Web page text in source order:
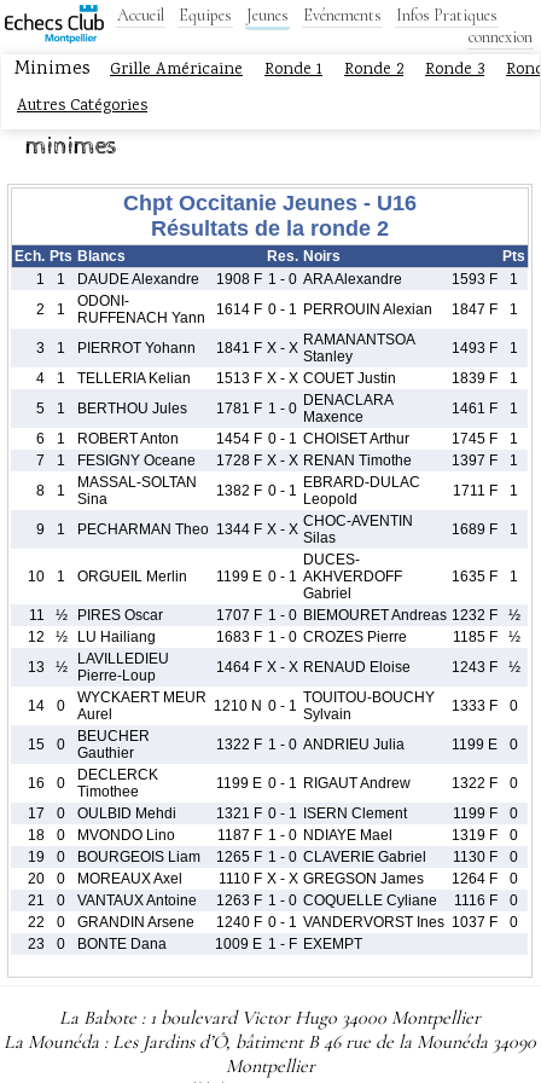
Accueil Equipes Jeunes Evénements
Infos Pratiques
connexion
Minimes Grille Américaine Ronde 1 Ronde 2 Ronde 3
Autres Catégories
minimes
Chpt Occitanie Jeunes - U16
Résultats de la ronde 2
Ech. Pts Blancs Res. Noirs
Pts
1
1 DAUDE Alexandre 1908 F 1 - 0 ARA Alexandre 1593 F
1
2
1
ODONI-
RUFFENACH Yann
1614 F 0 - 1 PERROUIN Alexian 1847 F 1
3 1 PIERROT Yohann 1841 F X - X RAMANANTSOA
Stanley
1493 F
1
4
1 TELLERIA Kelian 1513 F X - X COUET Justin 1839 F
1
5
1 BERTHOU Jules 1781 F 1 - 0 DENACLARA
Maxence
1461 F
1
6
1 ROBERT Anton 1454 F 0 - 1 CHOISET Arthur 1745 F
1
7
1 FESIGNY Oceane 1728 F X - X RENAN Timothe 1397 F
1
8
1
MASSAL-SOLTAN
Sina
1382 F 0 - 1 EBRARD-DULAC
Leopold
1711 F 1
9 1 PECHARMAN Theo 1344 F X - X CHOC-AVENTIN
Silas
1689 F 1
10 1 ORGUEIL Merlin 1199 E 0 - 1
DUCES-
AKHVERDOFF
Gabriel
1635 F 1
11 ½ PIRES Oscar 1707 F 1 - 0 BIEMOURET Andreas 1232 F
½
12
½ LU Hailiang 1683 F 1 - 0 CROZES Pierre 1185 F
½
13
½
LAVILLEDIEU
Pierre-Loup
1464 F X - X RENAUD Eloise 1243 F ½
14 0
WYCKAERT MEUR
Aurel
1210 N 0 - 1 TOUITOU-BOUCHY
Sylvain
1333 F 0
15 0
BEUCHER
Gauthier
1322 F 1 - 0 ANDRIEU Julia 1199 E 0
16 0
DECLERCK
Timothee
1199 E 0 - 1 RIGAUT Andrew 1322 F
0
17
0 OULBID Mehdi 1321 F 0 - 1 ISERN Clement 1199 F
0
18
0 MVONDO Lino 1187 F 1 - 0 NDIAYE Mael 1319 F
0
19
0 BOURGEOIS Liam 1265 F 1 - 0 CLAVERIE Gabriel 1130 F
0
20
0 MOREAUX Axel 1110 F X - X GREGSON James 1264 F
0
21
0 VANTAUX Antoine 1263 F 1 - 0 COQUELLE Cyliane 1116 F
0
22
0 GRANDIN Arsene 1240 F 0 - 1 VANDERVORST Ines 1037 F
0
23
0 BONTE Dana 1009 E 1 - F EXEMPT
La Babote : 1 boulevard Victor Hugo 34000 Montpellier
La Mounéda : Les Jardins d’Ô, bâtiment B 46 rue de la Mounéda 34090
Montpellier